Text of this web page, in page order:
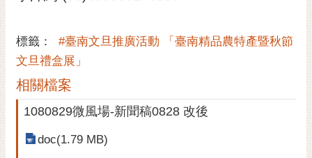
交
通
位
置
標籤：
#臺南文旦推廣活動 「臺南精品農特產暨秋節
文旦禮盒展」
相關檔案
1080829微風場-新聞稿0828 改後
doc(1.79 MB)